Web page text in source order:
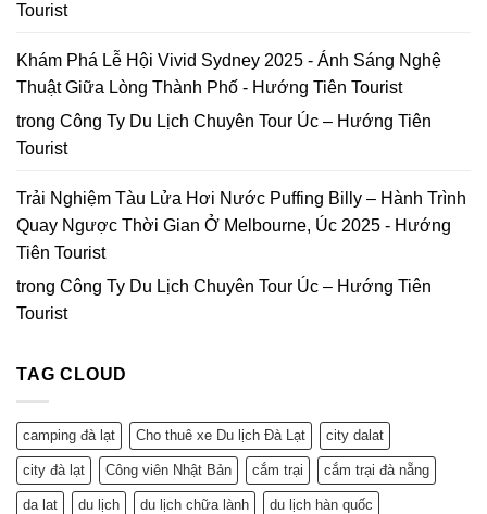
Tourist
Khám Phá Lễ Hội Vivid Sydney 2025 - Ánh Sáng Nghệ
Thuật Giữa Lòng Thành Phố - Hướng Tiên Tourist
trong Công Ty Du Lịch Chuyên Tour Úc – Hướng Tiên
Tourist
Trải Nghiệm Tàu Lửa Hơi Nước Puffing Billy – Hành Trình
Quay Ngược Thời Gian Ở Melbourne, Úc 2025 - Hướng
Tiên Tourist
trong Công Ty Du Lịch Chuyên Tour Úc – Hướng Tiên
Tourist
TAG CLOUD
camping đà lạt Cho thuê xe Du lịch Đà Lạt city dalat
city đà lạt Công viên Nhật Bản cắm trại cắm trại đà nẵng
da lat du lịch du lịch chữa lành du lịch hàn quốc